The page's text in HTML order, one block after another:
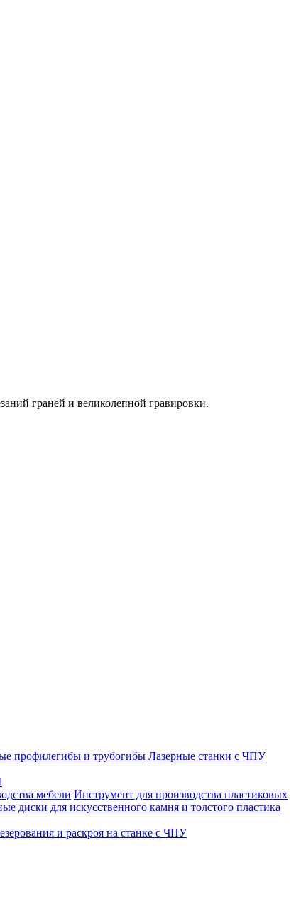
граней и великолепной гравировки.
профилегибы и трубогибы Лазерные станки с ЧПУ
мебели Инструмент для производства пластиковых
диски для искусственного камня и толстого пластика
и раскроя на станке с ЧПУ